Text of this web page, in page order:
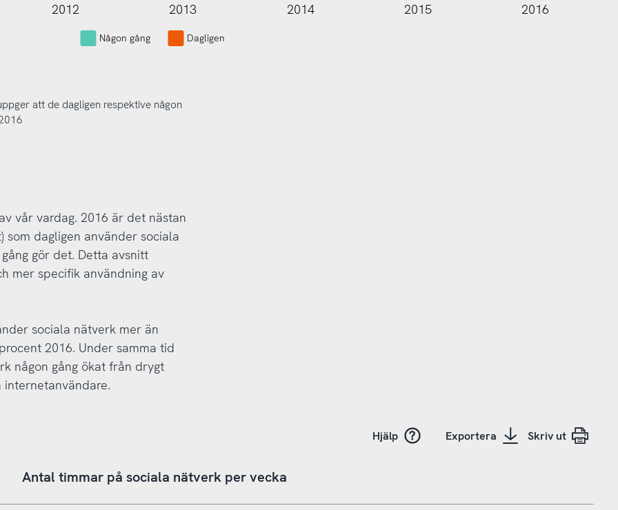
L
2012 2013 2014 2015 2016
Någon gång Dagligen
att de dagligen respektive någon
vår vardag. 2016 är det nästan
dagligen använder sociala
gör det. Detta avsnitt
mer specifik användning av
sociala nätverk mer än
2016. Under samma tid
någon gång ökat från drygt
Hjälp Exportera Skriv ut
Antal timmar på sociala nätverk per vecka